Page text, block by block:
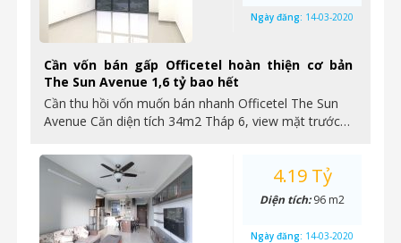
Cần vốn bán gấp Officetel hoàn thiện cơ bản
The Sun Avenue 1,6 tỷ bao hết
Cần thu hồi vốn muốn bán nhanh Officetel The Sun
Avenue Căn diện tích 34m2 Tháp 6, view mặt trước…
Ngày đăng: 14-03-2020
4.19 Tỷ
Diện tích:96 m2
Ngày đăng: 14-03-2020